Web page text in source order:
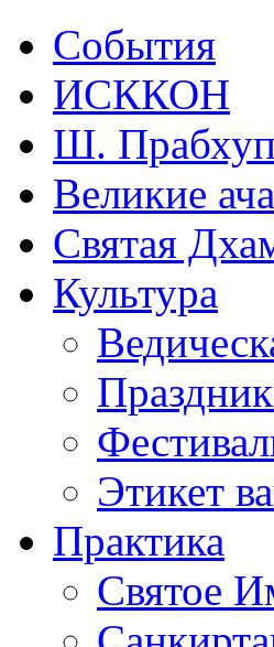
События
ИСККОН
Ш.
Великие
Святая
Культура
Этикет
Практика
Святое